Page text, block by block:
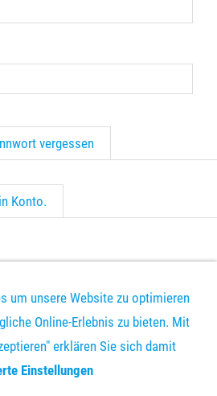
vergessen
Konto.
KONTAKT
IMPRESSUM
um unsere Website zu optimieren
Online-Erlebnis zu bieten. Mit
erklären Sie sich damit
Einstellungen